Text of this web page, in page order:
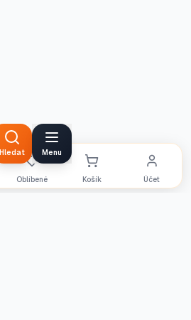
Oblíbené Košík Účet
Hledat Menu